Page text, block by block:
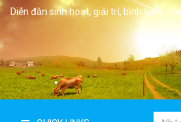
Diễn đàn sinh hoạt, giải trí, bình luân,